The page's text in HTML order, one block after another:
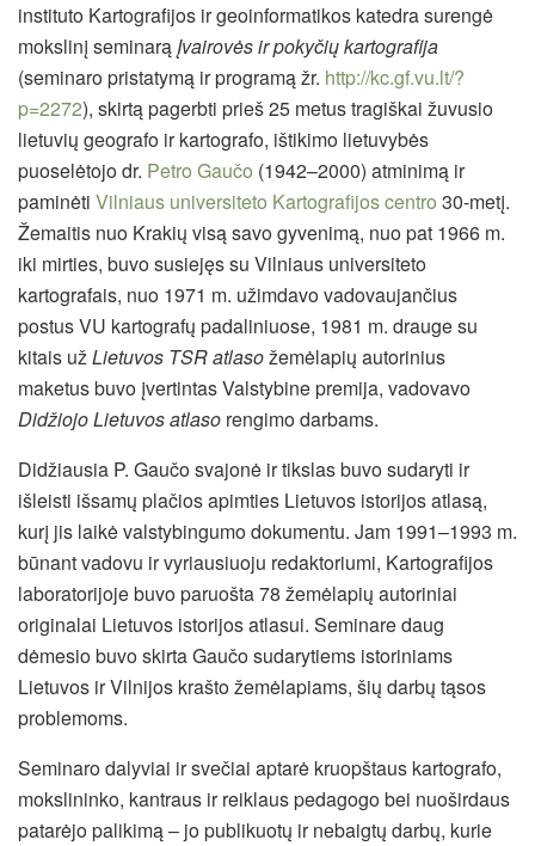
instituto Kartografijos ir geoinformatikos katedra surengė
mokslinį seminarą Įvairovės ir pokyčių kartografija
(seminaro pristatymą ir programą žr. http://kc.gf.vu.lt/?
p=2272), skirtą pagerbti prieš 25 metus tragiškai žuvusio
lietuvių geografo ir kartografo, ištikimo lietuvybės
puoselėtojo dr. Petro Gaučo (1942–2000) atminimą ir
paminėti Vilniaus universiteto Kartografijos centro 30-metį.
Žemaitis nuo Krakių visą savo gyvenimą, nuo pat 1966 m.
iki mirties, buvo susiejęs su Vilniaus universiteto
kartografais, nuo 1971 m. užimdavo vadovaujančius
postus VU kartografų padaliniuose, 1981 m. drauge su
kitais užLietuvos TSR atlasožemėlapių autorinius
maketus buvo įvertintas Valstybine premija, vadovavo
Didžiojo Lietuvos atlaso rengimo darbams.
Didžiausia P. Gaučo svajonė ir tikslas buvo sudaryti ir
išleisti išsamų plačios apimties Lietuvos istorijos atlasą,
kurį jis laikė valstybingumo dokumentu. Jam 1991–1993 m.
būnant vadovu ir vyriausiuoju redaktoriumi, Kartografijos
laboratorijoje buvo paruošta 78 žemėlapių autoriniai
originalai Lietuvos istorijos atlasui. Seminare daug
dėmesio buvo skirta Gaučo sudarytiems istoriniams
Lietuvos ir Vilnijos krašto žemėlapiams, šių darbų tąsos
problemoms.
Seminaro dalyviai ir svečiai aptarė kruopštaus kartografo,
mokslininko, kantraus ir reiklaus pedagogo bei nuoširdaus
patarėjo palikimą – jo publikuotų ir nebaigtų darbų, kurie